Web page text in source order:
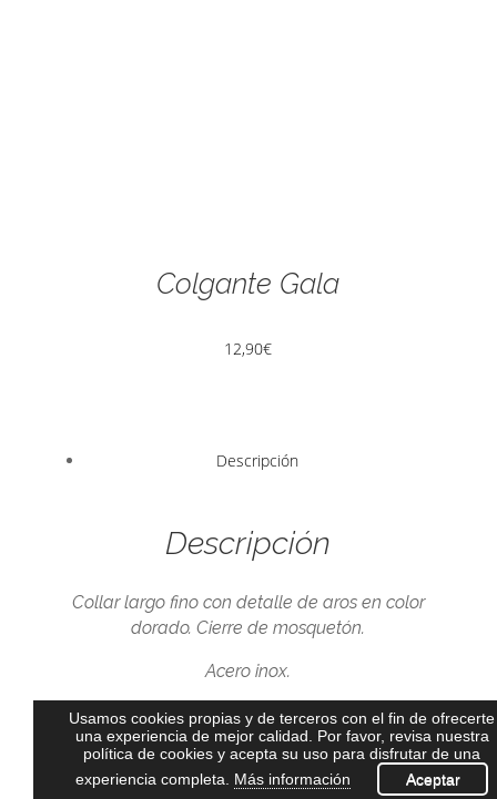
Colgante Gala
12,90€
Descripción
Descripción
Collar largo fino con detalle de aros en color
dorado. Cierre de mosquetón.
Acero inox.
2020 L;VEDiseñado y desarrollado por PONTECERCA.
Facebook
Instagram
Usamos cookies propias y de terceros con el fin de ofrecerte
una experiencia de mejor calidad. Por favor, revisa nuestra
política de cookies y acepta su uso para disfrutar de una
experiencia completa. Más información Aceptar